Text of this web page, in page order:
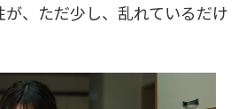
が、ただ少し、乱れているだけ